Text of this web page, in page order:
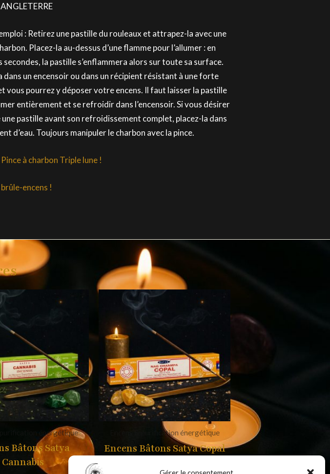
: Retirez une pastille du rouleaux et attrapez-la avec une
Placez-la au-dessus d’une flamme pour l’allumer : en
secondes, la pastille s’enflammera alors sur toute sa surface.
dans un encensoir ou dans un récipient résistant à une forte
vous pourrez y déposer votre encens. Il faut laisser la pastille
entièrement et se refroidir dans l’encensoir. Si vous désirer
pastille avant son refroidissement complet, placez-la dans
d’eau. Toujours manipuler le charbon avec la pince.
à charbon Triple lune !
encens !
purification énergétique
Bâtons Satya
Cannabis
Encens & purification énergétique
Encens Bâtons Satya Copal